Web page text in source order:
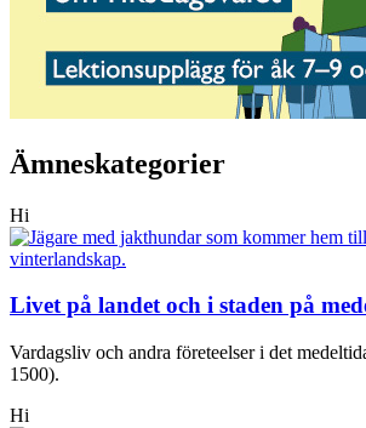
Ämneskategorier
Hi
Livet på landet och i staden på
Vardagsliv och andra företeelser i det
1500).
Hi